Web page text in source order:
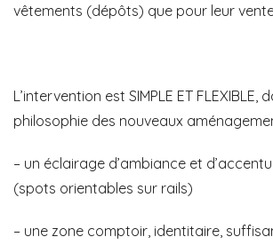
vêtements (dépôts) que pour leur
L’intervention est SIMPLE ET FLEXIBLE,
philosophie des nouveaux
– un éclairage d’ambiance et d’
(spots orientables sur rails)
– une zone comptoir , identitaire,